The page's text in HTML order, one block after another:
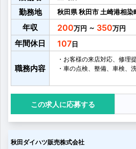
勤務地 秋田県秋田市 土崎港相染
年収 200 ～ 350
年間休日 107
職務内容
・お客様の来店対応、修理
・車の点検、整備、車検、
応募する
秋田ダイハツ販売株式会社